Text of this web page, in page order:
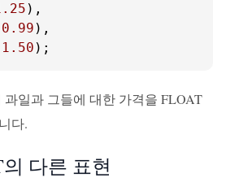
),
0.99 ),
1.50 );
일과 그들에 대한 가격을 FLOAT
다.
다른 표현